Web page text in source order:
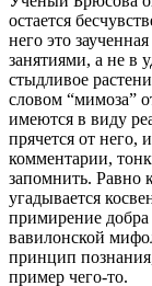
остается
него это
занятиями, а не в
стыдливое
словом “мимоза”
имеются в виду
прячется от него,
комментарии,
запомнить. Равно
угадывается
примирение
вавилонской
принцип
пример чего-то.